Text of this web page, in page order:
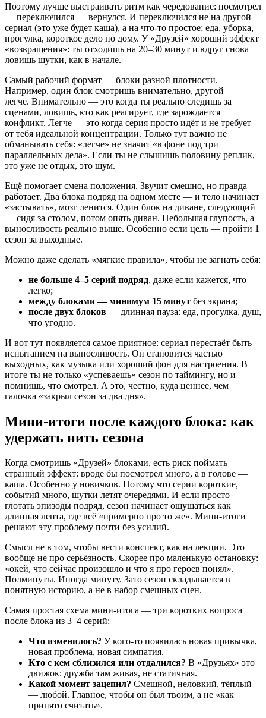
Поэтому лучше выстраивать ритм как чередование: посмотрел
— переключился — вернулся. И переключился не на другой
сериал (это уже будет каша), а на что-то простое: еда, уборка,
прогулка, короткое дело по дому. У «Друзей» хороший эффект
«возвращения»: ты отходишь на 20–30 минут и вдруг снова
ловишь шутки, как в начале.
Самый рабочий формат — блоки разной плотности.
Например, один блок смотришь внимательно, другой —
легче. Внимательно — это когда ты реально следишь за
сценами, ловишь, кто как реагирует, где зарождается
конфликт. Легче — это когда серия просто идёт и не требует
от тебя идеальной концентрации. Только тут важно не
обманывать себя: «легче» не значит «в фоне под три
параллельных дела». Если ты не слышишь половину реплик,
это уже не отдых, это шум.
Ещё помогает смена положения. Звучит смешно, но правда
работает. Два блока подряд на одном месте — и тело начинает
«застывать», мозг ленится. Один блок на диване, следующий
— сидя за столом, потом опять диван. Небольшая глупость, а
выносливость реально выше. Особенно если цель — пройти 1
сезон за выходные.
Можно даже сделать «мягкие правила», чтобы не загнать себя:
не больше 4–5 серий подряд, даже если кажется, что
легко;
между блоками — минимум 15 минут без экрана;
после двух блоков — длинная пауза: еда, прогулка, душ,
что угодно.
И вот тут появляется самое приятное: сериал перестаёт быть
испытанием на выносливость. Он становится частью
выходных, как музыка или хороший фон для настроения. В
итоге ты не только «успеваешь» сезон по таймингу, но и
помнишь, что смотрел. А это, честно, куда ценнее, чем
галочка «закрыл сезон за два дня».
Мини-итоги после каждого блока: как
удержать нить сезона
Когда смотришь «Друзей» блоками, есть риск поймать
странный эффект: вроде бы посмотрел много, а в голове —
каша. Особенно у новичков. Потому что серии короткие,
событий много, шутки летят очередями. И если просто
глотать эпизоды подряд, сезон начинает ощущаться как
длинная лента, где всё «примерно про то же». Мини-итоги
решают эту проблему почти без усилий.
Смысл не в том, чтобы вести конспект, как на лекции. Это
вообще не про серьёзность. Скорее про маленькую остановку:
«окей, что сейчас произошло и что я про героев понял».
Полминуты. Иногда минуту. Зато сезон складывается в
понятную историю, а не в набор смешных сцен.
Самая простая схема мини-итога — три коротких вопроса
после блока из 3–4 серий:
Что изменилось? У кого-то появилась новая привычка,
новая проблема, новая симпатия.
Кто с кем сблизился или отдалился? В «Друзьях» это
движок: дружба там живая, не статичная.
Какой момент зацепил? Смешной, неловкий, тёплый
— любой. Главное, чтобы он был твоим, а не «как
принято считать».